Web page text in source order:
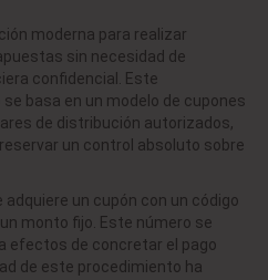
moderna para realizar
sin necesidad de
confidencial. Este
basa en un modelo de cupones
de distribución autorizados,
un control absoluto sobre
un cupón con un código
monto fijo. Este número se
a efectos de concretar el pago
de este procedimiento ha